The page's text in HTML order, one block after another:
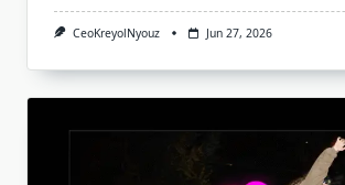
CeoKreyolNyouz Jun 27, 2026